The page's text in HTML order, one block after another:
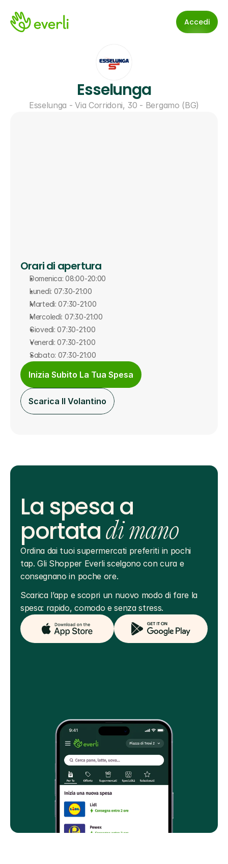
Accedi
Esselunga
Esselunga - Via Corridoni, 30 - Bergamo (BG)
Orari di apertura
Domenica: 08:00-20:00
Lunedì: 07:30-21:00
Martedì: 07:30-21:00
Mercoledì: 07:30-21:00
Giovedì: 07:30-21:00
Venerdì: 07:30-21:00
Sabato: 07:30-21:00
Inizia Subito La Tua Spesa
Scarica Il Volantino
La spesa a
portatadi mano
Ordina dai tuoi supermercati preferiti in pochi
tap. Gli Shopper Everli scelgono con cura e
consegnano in poche ore.
Scarica l’app e scopri un nuovo modo di fare la
spesa: rapido, comodo e senza stress.